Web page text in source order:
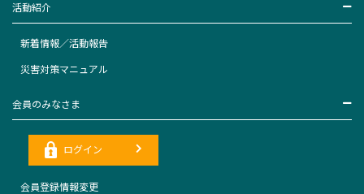
活動紹介
新着情報／活動報告
災害対策マニュアル
会員のみなさま
ログイン
会員登録情報変更